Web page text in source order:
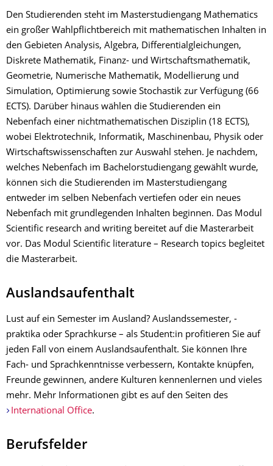
Den Studierenden steht im Masterstudiengang Mathematics
ein großer Wahlpflichtbereich mit mathematischen Inhalten in
den Gebieten Analysis, Algebra, Differentialgleichungen,
Diskrete Mathematik, Finanz- und Wirtschaftsmathematik,
Geometrie, Numerische Mathematik, Modellierung und
Simulation, Optimierung sowie Stochastik zur Verfügung (66
ECTS). Darüber hinaus wählen die Studierenden ein
Nebenfach einer nichtmathematischen Disziplin (18 ECTS),
wobei Elektrotechnik, Informatik, Maschinenbau, Physik oder
Wirtschaftswissenschaften zur Auswahl stehen. Je nachdem,
welches Nebenfach im Bachelorstudiengang gewählt wurde,
können sich die Studierenden im Masterstudiengang
entweder im selben Nebenfach vertiefen oder ein neues
Nebenfach mit grundlegenden Inhalten beginnen. Das Modul
Scientific research and writing bereitet auf die Masterarbeit
vor. Das Modul Scientific literature – Research topics begleitet
die Masterarbeit.
Auslandsaufenthalt
Lust auf ein Semester im Ausland? Auslandssemester, -
praktika oder Sprachkurse – als Student:in profitieren Sie auf
jeden Fall von einem Auslandsaufenthalt. Sie können Ihre
Fach- und Sprachkenntnisse verbessern, Kontakte knüpfen,
Freunde gewinnen, andere Kulturen kennenlernen und vieles
mehr. Mehr Informationen gibt es auf den Seiten des
International Office.
Berufsfelder